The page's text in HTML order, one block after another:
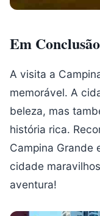
Em Conclusão
A visita a
memorável. A
beleza, mas
história rica.
Campina Grande
cidade
aventura!